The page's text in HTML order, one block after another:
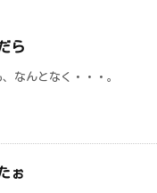
ら
なんとなく・・・。
ぉ